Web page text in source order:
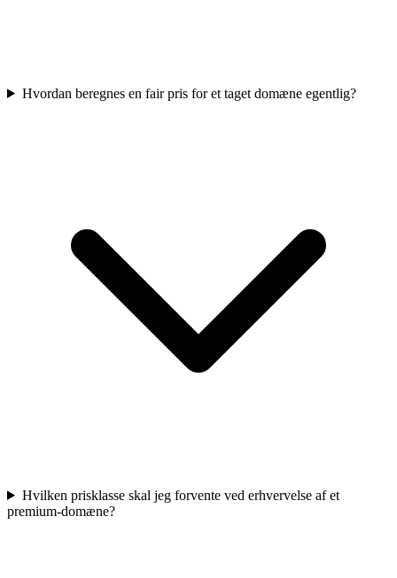
Hvordan beregnes en fair pris for et taget domæne egentlig?
Hvilken prisklasse skal jeg forvente ved erhvervelse af et
premium-domæne?